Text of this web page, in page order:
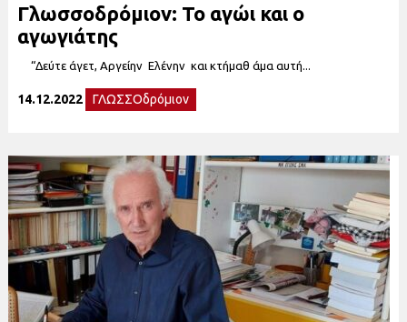
Γλωσσοδρόμιον: Το αγώι και ο
αγωγιάτης
“Δεύτε άγετ, Αργείην Ελένην και κτήμαθ άμα αυτή...
14.12.2022 ΓΛΩΣΣΟδρόμιον